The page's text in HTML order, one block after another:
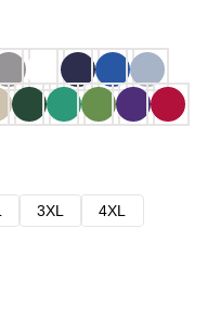
3XL
4XL